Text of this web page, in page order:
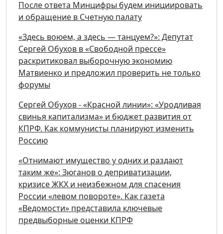
После ответа Минцифры будем инициировать
и обращение в Счетную палату
«Здесь воюем, а здесь — танцуем?»: Депутат
Сергей Обухов в «Свободной прессе»
раскритиковал выборочную экономию
Матвиенко и предложил проверить не только
форумы
Сергей Обухов - «Красной линии»: «Уродливая
свинья капитализма» и бюджет развития от
КПРФ. Как коммунисты планируют изменить
Россию
«Отнимают имущество у одних и раздают
таким же»: Зюганов о деприватизации,
кризисе ЖКХ и неизбежном для спасения
России «левом повороте». Как газета
«Ведомости» представила ключевые
предвыборные оценки КПРФ